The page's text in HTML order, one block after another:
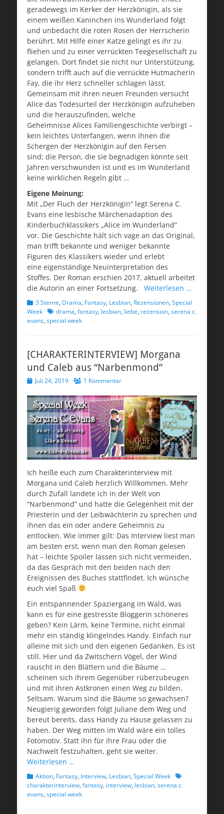
geradewegs im Kerker der Herzkönigin, als sie
einem weißen Kaninchen ins Wunderland folgt
und unbedacht die roten Rosen der Herrscherin
berührt. Mit Hilfe einer Katze gelingt es ihr zu
fliehen und zu einer verrückten Teegesellschaft zu
gelangen. Dort findet sie nicht nur Unterstützung,
sondern trifft auch auf die verrückte Hutmacherin
Fay, die ihr Herz schneller schlagen lässt.
Gemeinsam mit ihren neuen Freunden versucht
Alice das Todesurteil der Herzkönigin aufzuheben
und die herauszufinden, welche
Geheimnisse Alices Familiengeschichte verbirgt –
kein leichtes Unterfangen, wenn ihnen die
Schergen der Herzkönigin auf den Fersen
sind; die Person, die sie begnadigen könnte seit
Jahren verschwunden ist und es im Wunderland
keine wirklichen Regeln gibt …
Eigene Meinung:
Mit „Der Fluch der Herzkönigin“ legt Serena C.
Evans eine lesbische Märchenadaption des
Kinderbuchklassikers „Alice im Wunderland“
vor. Die Geschichte hält sich vage an das Original,
man trifft bekannte und weniger bekannte
Figuren des Klassikers wieder und erlebt
eine eigenständige Neuinterpretation des
Stoffes. Der Roman erschien 2017, aktuell arbeitet
die Autorin an einer Fortsetzung.
Weiterlesen …
Kategorien
3 Sterne, Drama, Fantasy, Lesbian, Rezensionen, Special
Week Schlagworte
drama, fantasy, lesbian, liebe, rezension, serena c.
evans, special week
[CHARAKTERINTERVIEW] Morgana
und Caleb aus “Narbenmond”
Veröffentlicht
Juli 24, 2019 1 Kommentar
Ich heiße euch zum Charakterinterview mit
Morgana und Caleb herzlich Willkommen. Mehr
durch Zufall landete ich in der Welt von
“Narbenmond” und hatte die Gelegenheit mit der
Priesterin und der Leibwächterin zu sprechen und
ihnen das ein oder andere Geheimnis zu
entlocken. Wie immer gilt: Das Interview liest man
am besten erst, wenn man den Roman gelesen
hat – leichte Spoiler lassen sich nicht vermeiden,
da das Gespräch mit den beiden nach den
Ereignissen des Buches stattfindet. Ich wünsche
euch viel Spaß
Ein entspannender Spaziergang im Wald, was
kann es für eine gestresste Bloggerin schöneres
geben? Kein Lärm, keine Termine, nicht einmal
mehr ein ständig klingelndes Handy. Einfach nur
alleine mit sich und den eigenen Gedanken. Es ist
still. Hier und da Zwitschern Vögel, der Wind
rauscht in den Blättern und die Bäume …
scheinen sich ihrem Gegenüber rüberzubeugen
und mit ihren Astkronen einen Weg zu bilden.
Seltsam. Warum sind die Bäume so gewachsen?
Neugierig geworden folgt Juliane dem Weg und
bereut bereits, dass Handy zu Hause gelassen zu
haben. Der Weg mitten im Wald wäre ein tolles
Fotomotiv. Statt ihn für ihre Frau oder die
Nachwelt festzuhalten, geht sie weiter.
Weiterlesen …
Kategorien
Aktion, Fantasy, Interview, Lesbian, Special Week Schlagworte
charakterinterview, fantasy, interview, lesbian, serena c.
evans, special week